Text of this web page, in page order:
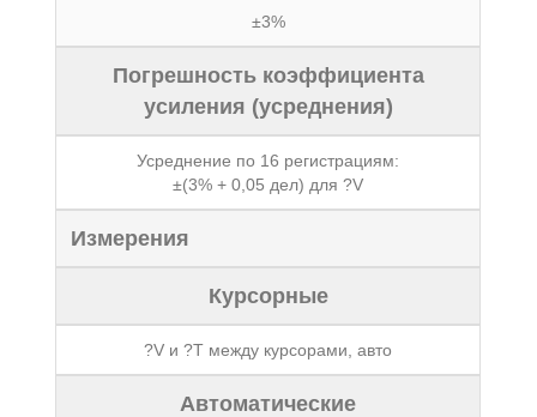
±3%
Погрешность коэффициента
усиления (усреднения)
Усреднение по 16 регистрациям:
±(3% + 0,05 дел) для ?V
Измерения
Курсорные
?V и ?T между курсорами, авто
Автоматические